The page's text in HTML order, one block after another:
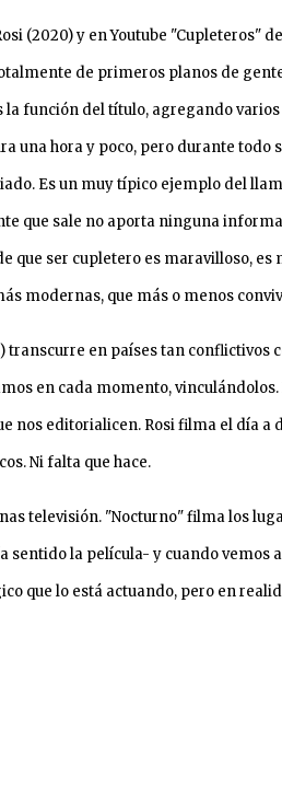
(2020) y en Youtube "Cupleteros"
de primeros planos de
función del título, agregando
una hora y poco, pero durante todo
Es un muy típico ejemplo del
que sale no aporta ninguna
que ser cupletero es maravilloso,
modernas, que más o menos
en países tan conflictivos
en cada momento, vinculándolos.
nos editorialicen. Rosi filma el día a
Ni falta que hace.
televisión. "Nocturno" filma los
sentido la película- y cuando vemos
que lo está actuando, pero en